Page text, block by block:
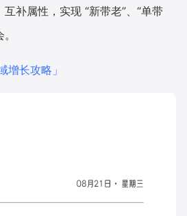
有赞商盟
补属性，实现 “新带老”、“单带
增长攻略」